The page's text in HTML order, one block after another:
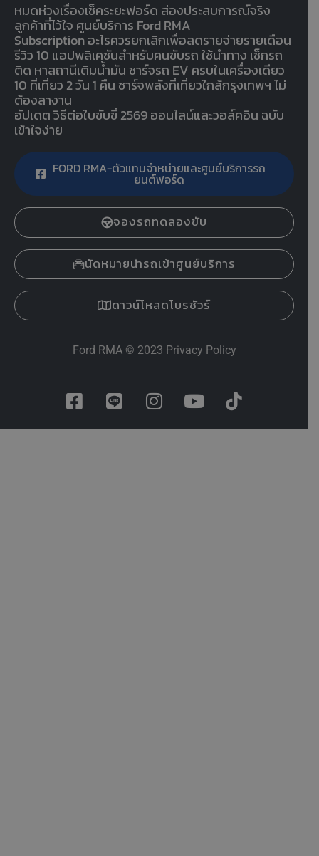
หมดห่วงเรื่องเช็คระยะฟอร์ด ส่องประสบการณ์จริง
ลูกค้าที่ไว้ใจ ศูนย์บริการ Ford RMA
Subscription อะไรควรยกเลิกเพื่อลดรายจ่ายรายเดือน
รีวิว 10 แอปพลิเคชันสำหรับคนขับรถ ใช้นำทาง เช็กรถ
ติด หาสถานีเติมน้ำมัน ชาร์จรถ EV ครบในเครื่องเดียว
10 ที่เที่ยว 2 วัน 1 คืน ชาร์จพลังที่เที่ยวใกล้กรุงเทพฯ ไม่
ต้องลางาน
อัปเดต วิธีต่อใบขับขี่ 2569 ออนไลน์และวอล์คอิน ฉบับ
เข้าใจง่าย
FORD RMA-ตัวแทนจำหน่ายและศูนย์บริการรถ
ยนต์ฟอร์ด
จองรถทดลองขับ
นัดหมายนำรถเข้าศูนย์บริการ
ดาวน์โหลดโบรชัวร์
Ford RMA© 2023 Privacy Policy